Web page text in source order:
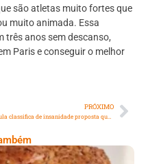
são atletas muito fortes que
muito animada. Essa
três anos sem descanso,
Paris e conseguir o melhor
PRÓXIMO
Lula classifica de insanidade proposta que equipara aborto a homicídio